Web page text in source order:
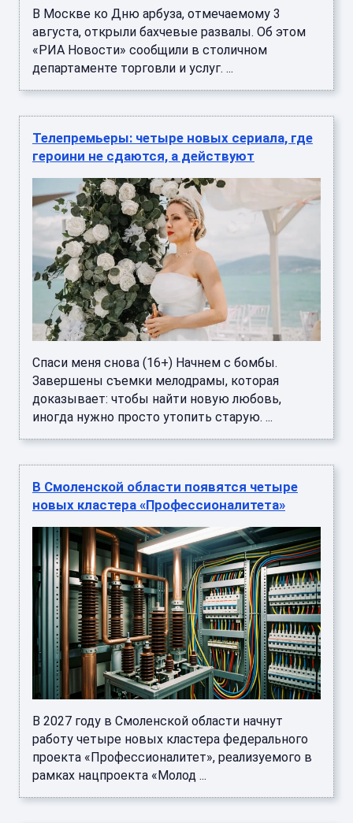
В Москве ко Дню арбуза, отмечаемому 3
августа, открыли бахчевые развалы. Об этом
«РИА Новости» сообщили в столичном
департаменте торговли и услуг. ...
Телепремьеры: четыре новых сериала, где
героини не сдаются, а действуют
Спаси меня снова (16+) Начнем с бомбы.
Завершены съемки мелодрамы, которая
доказывает: чтобы найти новую любовь,
иногда нужно просто утопить старую. ...
В Смоленской области появятся четыре
новых кластера «Профессионалитета»
В 2027 году в Смоленской области начнут
работу четыре новых кластера федерального
проекта «Профессионалитет», реализуемого в
рамках нацпроекта «Молод ...